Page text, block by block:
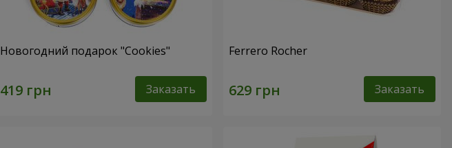
Новогодний подарок "Cookies"
Заказать
Ferrero Rocher
Заказать